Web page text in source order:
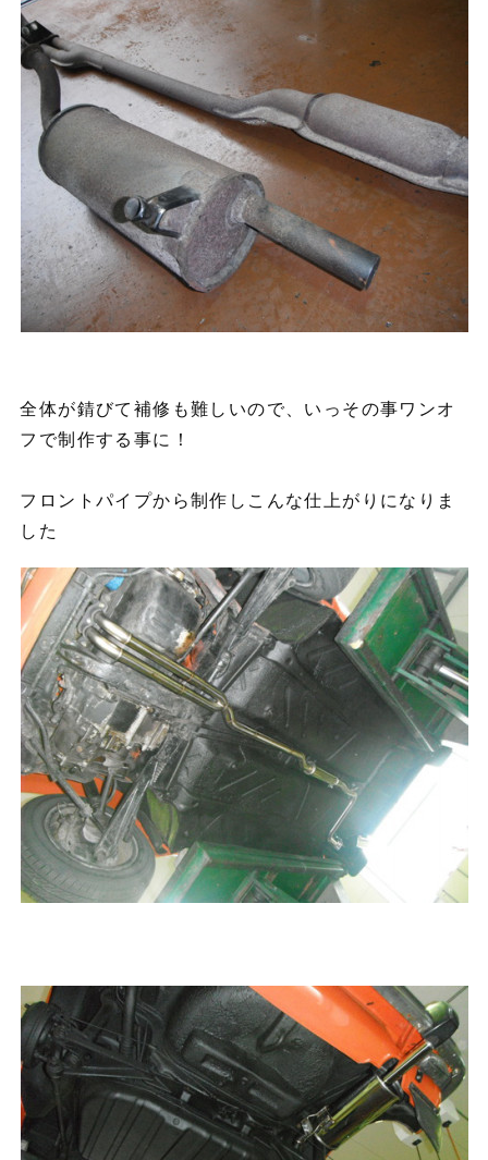
全体が錆びて補修も難しいので、いっその事ワンオ
フで制作する事に！
フロントパイプから制作しこんな仕上がりになりま
した